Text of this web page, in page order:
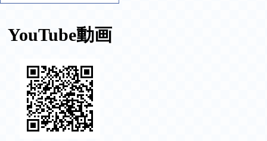
YouTube動画